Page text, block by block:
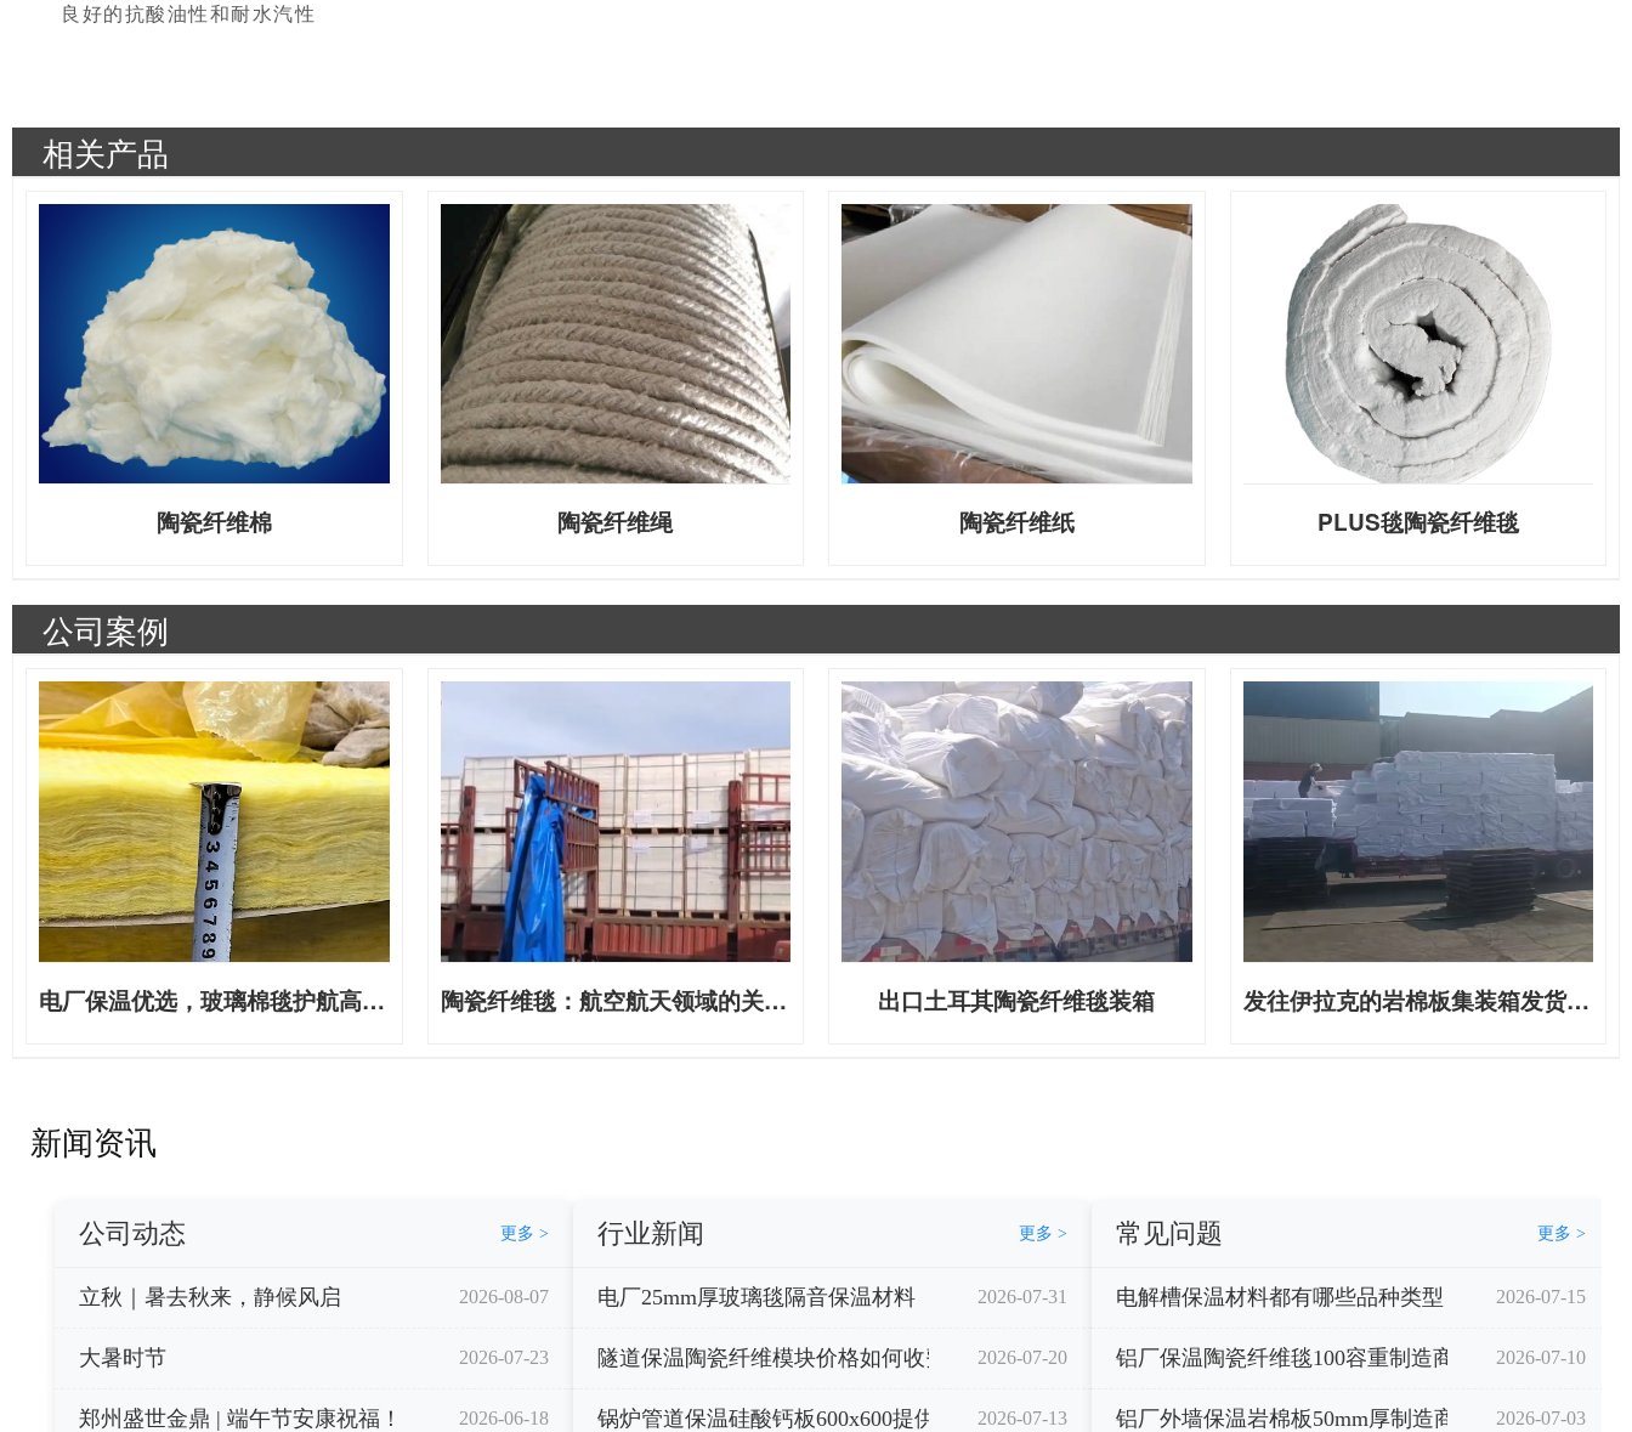
良好的抗酸油性和耐水汽性
相关产品
陶瓷纤维棉 陶瓷纤维绳 陶瓷纤维纸 PLUS毯陶瓷纤维毯
公司案例
电厂保温优选，玻璃棉毯护航高效运行 陶瓷纤维毯：航空航天领域的关键保温材料 出口土耳其陶瓷纤维毯装箱 发往伊拉克的岩棉板集装箱发货现场
新闻资讯
公司动态 更多 >
立秋｜暑去秋来，静候风启 2026-08-07
大暑时节 2026-07-23
郑州盛世金鼎 | 端午节安康祝福！ 2026-06-18
行业新闻 更多 >
电厂25mm厚玻璃毯隔音保温材料 2026-07-31
隧道保温陶瓷纤维模块价格如何收费？ 2026-07-20
锅炉管道保温硅酸钙板600x600提供商 2026-07-13
常见问题 更多 >
电解槽保温材料都有哪些品种类型？ 2026-07-15
铝厂保温陶瓷纤维毯100容重制造商？ 2026-07-10
铝厂外墙保温岩棉板50mm厚制造商厂家2026-07-03